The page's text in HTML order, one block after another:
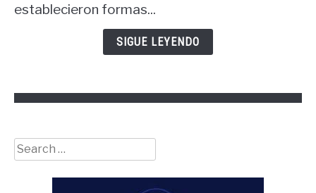
las
establecieron formas...
SIGUE LEYENDO
Search
for: